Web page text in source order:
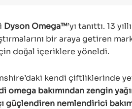
Dyson Omega™’yı tanıttı. 13
bir araya getiren
doğal içeriklere yöneldi.
kendi çiftliklerinde
omega bakımından zengin
güçlendiren nemlendirici